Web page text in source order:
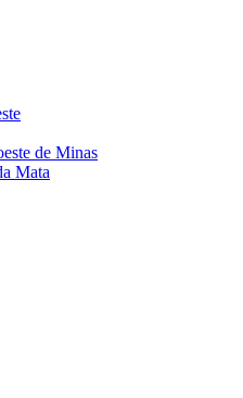
de Minas
Mata